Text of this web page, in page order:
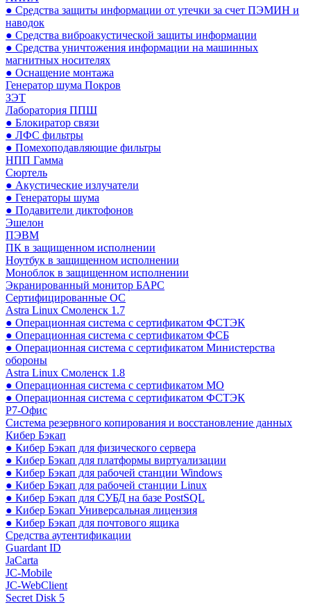
● Средства защиты информации от утечки за счет ПЭМИН и
наводок
● Средства виброакустической защиты информации
● Средства уничтожения информации на машинных
магнитных носителях
● Оснащение монтажа
Генератор шума Покров
ЗЭТ
Лаборатория ППШ
● Блокиратор связи
● ЛФС фильтры
● Помехоподавляющие фильтры
НПП Гамма
Сюртель
● Акустические излучатели
● Генераторы шума
● Подавители диктофонов
Эшелон
ПЭВМ
ПК в защищенном исполнении
Ноутбук в защищенном исполнении
Моноблок в защищенном исполнении
Экранированный монитор БАРС
Сертифицированные ОС
Astra Linux Смоленск 1.7
● Операционная система с сертификатом ФСТЭК
● Операционная система с сертификатом ФСБ
● Операционная система с сертификатом Министерства
обороны
Astra Linux Смоленск 1.8
● Операционная система с сертификатом МО
● Операционная система с сертификатом ФСТЭК
Р7-Офис
Система резервного копирования и восстановление данных
Кибер Бэкап
● Кибер Бэкап для физического сервера
● Кибер Бэкап для платформы виртуализации
● Кибер Бэкап для рабочей станции Windows
● Кибер Бэкап для рабочей станции Linux
● Кибер Бэкап для СУБД на базе PostSQL
● Кибер Бэкап Универсальная лицензия
● Кибер Бэкап для почтового ящика
Средства аутентификации
Guardant ID
JaCarta
JC-Mobile
JC-WebClient
Secret Disk 5